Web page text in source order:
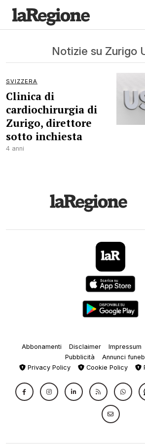
Notizie su Zurigo
SVIZZERA
Clinica di
cardiochirurgia di
Zurigo, direttore
sotto inchiesta
4 anni
Abbonamenti Disclaimer Impressum
Pubblicità
Annunci
Privacy Policy
Cookie Policy